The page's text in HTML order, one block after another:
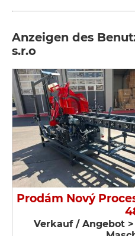
Anzeigen des
s.r.o
Prodám Nový
Verkauf / Angebot